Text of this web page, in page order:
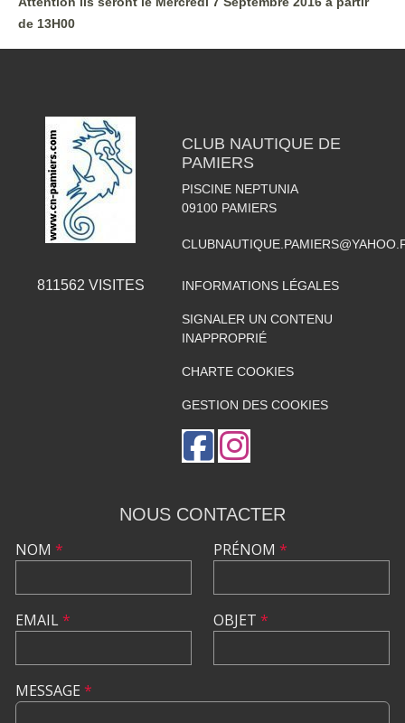
de 13H00
811562 VISITES
CLUB NAUTIQUE DE
PAMIERS
PISCINE NEPTUNIA
09100 PAMIERS
INFORMATIONS LÉGALES
SIGNALER UN CONTENU
INAPPROPRIÉ
CHARTE COOKIES
GESTION DES COOKIES
NOUS CONTACTER
NOM *
EMAIL*
PRÉNOM *
OBJET *
MESSAGE *